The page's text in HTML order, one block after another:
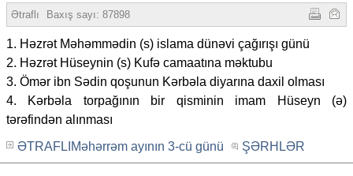
Ətraflı Baxış sayı: 87898
1. Həzrət Məhəmmədin (s) islama dünəvi çağırışı günü
2. Həzrət Hüseynin (s) Kufə camaatına məktubu
3. Ömər ibn Sədin qoşunun Kərbəla diyarına daxil olması
4. Kərbəla torpağının bir qisminin imam Hüseyn (ə)
tərəfindən alınması
ƏTRAFLIMəhərrəm ayının 3-cü günü
ŞƏRHLƏR